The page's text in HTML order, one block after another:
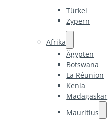
Türkei
Zypern
Afrika
Ägypten
Botswana
La Réunion
Kenia
Madagaskar
Mauritius